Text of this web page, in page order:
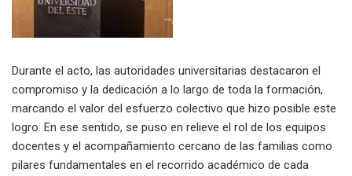
Durante el acto, las autoridades universitarias destacaron el
compromiso y la dedicación a lo largo de toda la formación,
marcando el valor del esfuerzo colectivo que hizo posible este
logro. En ese sentido, se puso en relieve el rol de los equipos
docentes y el acompañamiento cercano de las familias como
pilares fundamentales en el recorrido académico de cada